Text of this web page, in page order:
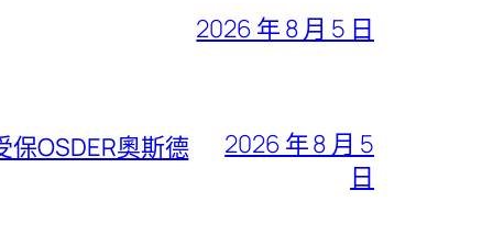
2026 年 8 月 5 日
OSDER奧斯德
2026 年 8 月 5
日